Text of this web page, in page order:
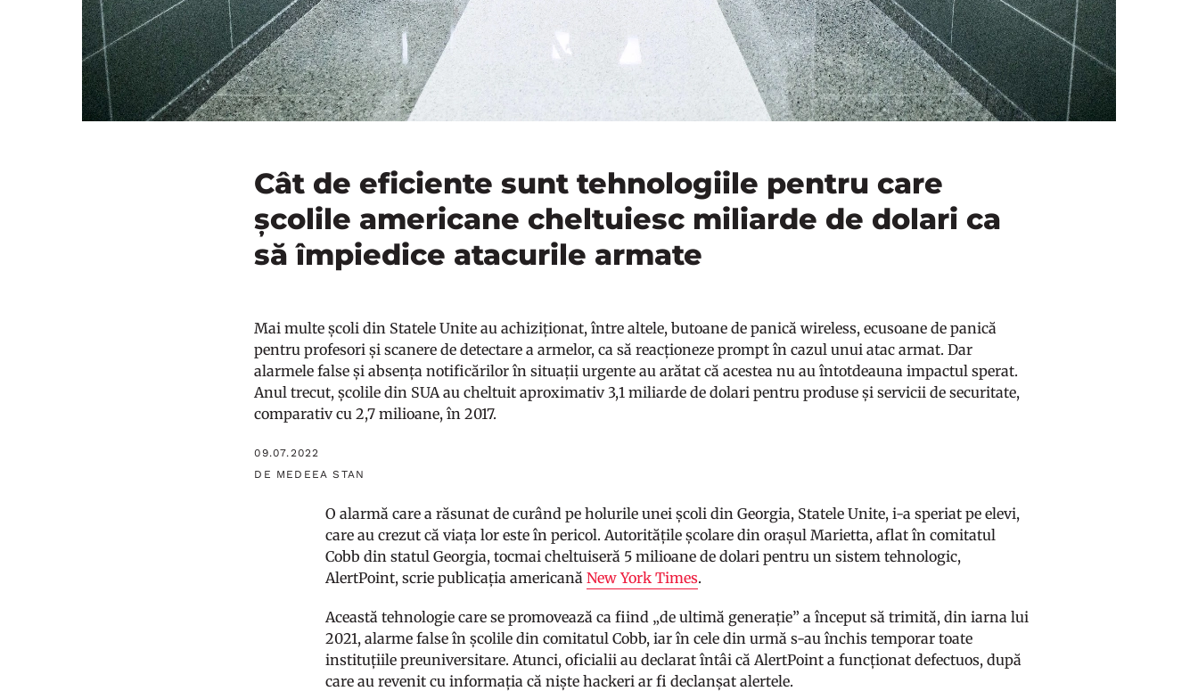
Cât de eficiente sunt tehnologiile pentru care
școlile americane cheltuiesc miliarde de dolari ca
să împiedice atacurile armate
Mai multe școli din Statele Unite au achiziționat, între altele, butoane de panică wireless, ecusoane de panică
pentru profesori și scanere de detectare a armelor, ca să reacționeze prompt în cazul unui atac armat. Dar
alarmele false și absența notificărilor în situații urgente au arătat că acestea nu au întotdeauna impactul sperat.
Anul trecut, școlile din SUA au cheltuit aproximativ 3,1 miliarde de dolari pentru produse și servicii de securitate,
comparativ cu 2,7 milioane, în 2017.
09.07.2022
DE MEDEEA STAN
O alarmă care a răsunat de curând pe holurile unei școli din Georgia, Statele Unite, i-a speriat pe elevi,
care au crezut că viața lor este în pericol. Autoritățile școlare din orașul Marietta, aflat în comitatul
Cobb din statul Georgia, tocmai cheltuiseră 5 milioane de dolari pentru un sistem tehnologic,
AlertPoint, scrie publicația americanăNew York Times.
Această tehnologie care se promovează ca fiind „de ultimă generație” a început să trimită, din iarna lui
2021, alarme false în școlile din comitatul Cobb, iar în cele din urmă s-au închis temporar toate
instituțiile preuniversitare. Atunci, oficialii au declarat întâi că AlertPoint a funcționat defectuos, după
care au revenit cu informația că niște hackeri ar fi declanșat alertele.